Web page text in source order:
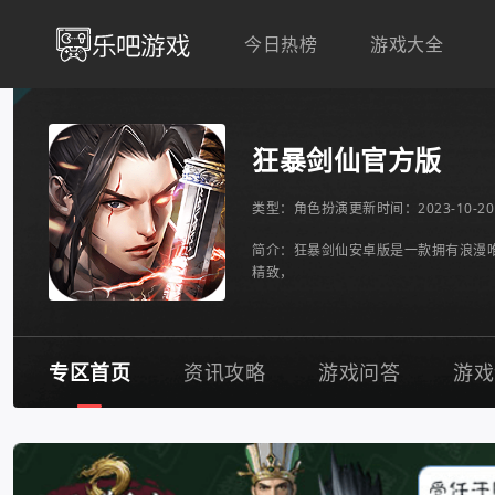
今日热榜 游戏大全
狂暴剑仙官方版
类型： 角色扮演更新时间：2023-10-
简介：狂暴剑仙安卓版是一款拥有浪
精致，
专区首页 资讯攻略 游戏问答 游